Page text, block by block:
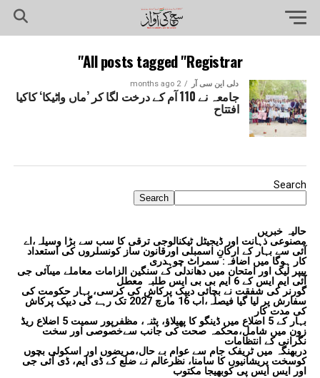
All posts tagged "Registrar"
دلی این سی آر 2 months ago
جامعہ نے 110 آم کے درخت لگا کر ’ماں واٹیکا‘ کاکیا
افتتاح
Search
Search
حالیہ خبریں
مصنوعی ذہانت اور ڈیجیٹل ٹیکنالوجی ترقی کا سب سے بڑا وسیلہ،اے
آئی سے بہار کے ارکانِ اسمبلی اورقانون ساز کونسلروں کی استعداد
کار ہوگا میں اضافہ: سمراٹ چوہدری
پیپر لیک اور امتحان میں دھاندلی کے سنگین الزامات معاملے میںآئی جی
آئی ایم ایس کے 6 ایم بی بی ایس طلبہ معطل
گورنر کی شفقت نے بچائی دیپک پرکاش کی کرسی، بہار حکومت کی
سفارش پر لیا گیا فیصلہ،اب 16 مارچ 2027 تک رہے گی دیپک پرکاش
کی مدت کار
بہار کے 5 اضلاع میں ڈینگو کا پھیلاؤ، پٹنہ، مظفرپور سمیت 5 اضلاع ریڈ
زون میں شامل،محکمہ صحت کی جانب سےخصوصی اور سخت
نگرانی کے انتظامات
دربھنگہ میں ٹریفک جام سے عوام بے حال،مریضوں اور اسکولی بچوں
کوسخت پریشانیوں کا سامنا، نظرعالم نے ضلع کے ڈی ایم، ڈی آئی جی
اور ایس ایس پی کوبھیجا مکتوب